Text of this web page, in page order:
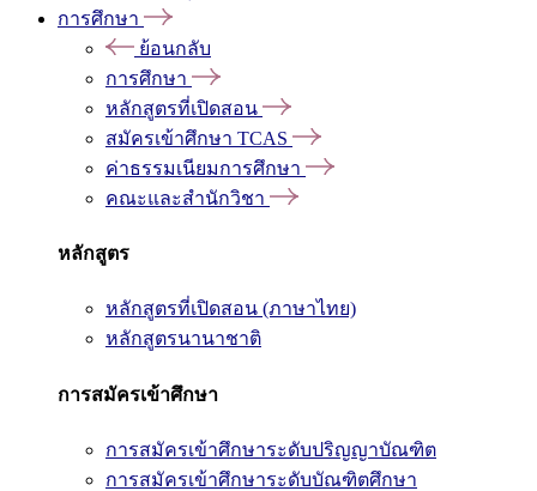
การศึกษา
ย้อนกลับ
การศึกษา
หลักสูตรที่เปิดสอน
สมัครเข้าศึกษา TCAS
ค่าธรรมเนียมการศึกษา
คณะและสำนักวิชา
หลักสูตร
หลักสูตรที่เปิดสอน (ภาษาไทย)
หลักสูตรนานาชาติ
การสมัครเข้าศึกษา
การสมัครเข้าศึกษาระดับปริญญาบัณฑิต
การสมัครเข้าศึกษาระดับบัณฑิตศึกษา